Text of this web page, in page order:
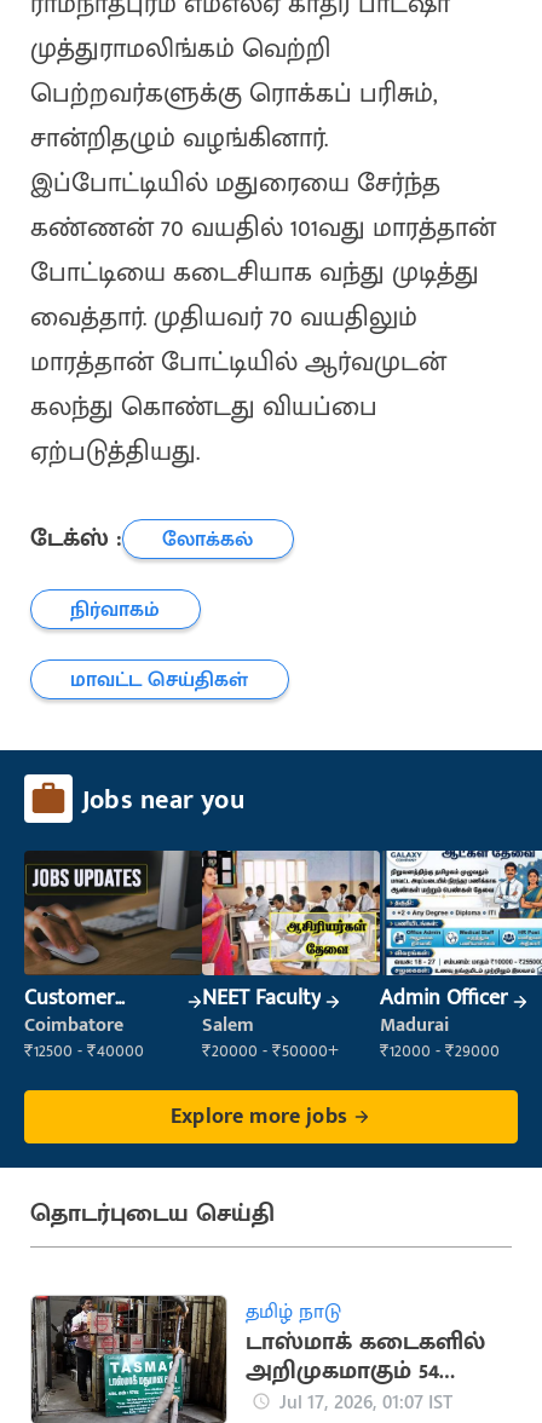
முத்துராமலிங்கம் வெற்றி
பெற்றவர்களுக்கு ரொக்கப் பரிசும்,
சான்றிதழும் வழங்கினார்.
இப்போட்டியில் மதுரையை சேர்ந்த
கண்ணன் 70 வயதில் 101வது மாரத்தான்
போட்டியை கடைசியாக வந்து முடித்து
வைத்தார். முதியவர் 70 வயதிலும்
மாரத்தான் போட்டியில் ஆர்வமுடன்
கலந்து கொண்டது வியப்பை
ஏற்படுத்தியது.
டேக்ஸ் :
லோக்கல்
நிர்வாகம்
மாவட்ட செய்திகள்
Jobs near you
Customer
Support Officer
Coimbatore
₹12500 - ₹40000
NEET Faculty
Salem
₹20000 - ₹50000+
Admin Officer
Madurai
₹12000 - ₹29000
Explore more jobs
தொடர்புடைய செய்தி
தமிழ் நாடு
டாஸ்மாக் கடைகளில்
அறிமுகமாகும் 54
புதிய பிராண்ட் மது
Jul 17, 2026, 01:07 IST